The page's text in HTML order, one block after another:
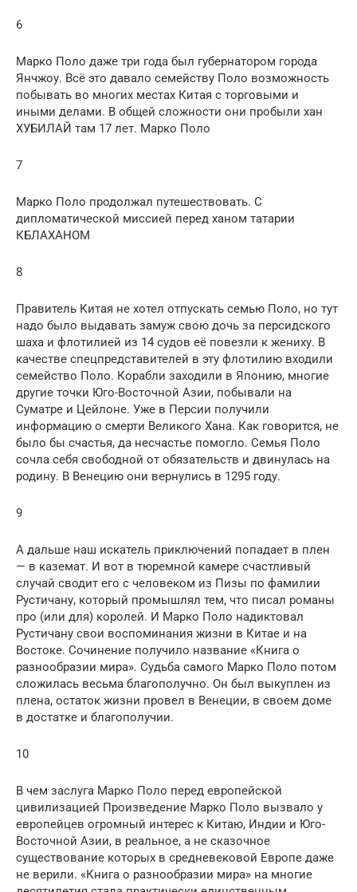
6
Марко Поло даже три года был губернатором города
Янчжоу. Всё это давало семейству Поло возможность
побывать во многих местах Китая с торговыми и
иными делами. В общей сложности они пробыли хан
ХУБИЛАЙ там 17 лет. Марко Поло
7
Марко Поло продолжал путешествовать. С
дипломатической миссией перед ханом татарии
КБЛАХАНОМ
8
Правитель Китая не хотел отпускать семью Поло, но тут
надо было выдавать замуж свою дочь за персидского
шаха и флотилией из 14 судов её повезли к жениху. В
качестве спецпредставителей в эту флотилию входили
семейство Поло. Корабли заходили в Японию, многие
другие точки Юго-Восточной Азии, побывали на
Суматре и Цейлоне. Уже в Персии получили
информацию о смерти Великого Хана. Как говорится, не
было бы счастья, да несчастье помогло. Семья Поло
сочла себя свободной от обязательств и двинулась на
родину. В Венецию они вернулись в 1295 году.
9
А дальше наш искатель приключений попадает в плен
— в каземат. И вот в тюремной камере счастливый
случай сводит его с человеком из Пизы по фамилии
Рустичану, который промышлял тем, что писал романы
про (или для) королей. И Марко Поло надиктовал
Рустичану свои воспоминания жизни в Китае и на
Востоке. Сочинение получило название «Книга о
разнообразии мира». Судьба самого Марко Поло потом
сложилась весьма благополучно. Он был выкуплен из
плена, остаток жизни провел в Венеции, в своем доме
в достатке и благополучии.
10
В чем заслуга Марко Поло перед европейской
цивилизацией Произведение Марко Поло вызвало у
европейцев огромный интерес к Китаю, Индии и Юго-
Восточной Азии, в реальное, а не сказочное
существование которых в средневековой Европе даже
не верили. «Книга о разнообразии мира» на многие